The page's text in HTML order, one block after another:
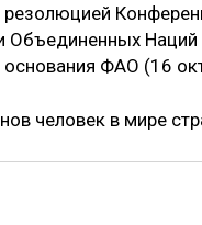
Объединенных
ФАО (16
человек в мире